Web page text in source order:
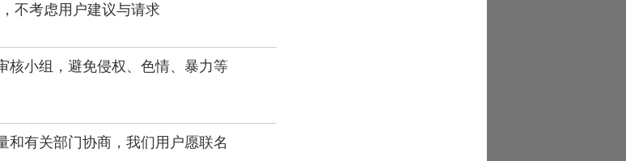
不考虑用户建议与请求
核小组，避免侵权、色情、暴力等
和有关部门协商，我们用户愿联名